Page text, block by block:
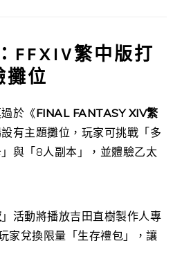
FFXIV繁中版打
攤位
於《FINAL FANTASY XIV繁
有主題攤位，玩家可挑戰「多
與「8人副本」，並體驗乙太
」活動將播放吉田直樹製作人專
家兌換限量「生存禮包」，讓